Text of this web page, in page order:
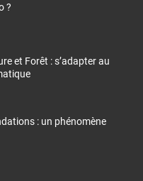
?
et Forêt : s’adapter au
: un phénomène